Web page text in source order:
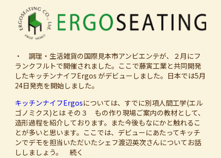
・ 調理・生活雑貨の国際見本市アンビエンテが、２月にフ
ランクフルトで開催されました。ここで藤寅工業と共同開発
したキッチンナイフErgos がデビューしました。日本では5月
24日発売を開始しました。
キッチンナイフErgosについては、すでに別項人間工学(エル
ゴノミクス)とは その３ もの作り現場ご案内の教材として、
造形過程を紹介しております。また今後もなにかと触れるこ
とが多いと思います。ここでは、デビューにあたってキッチ
ンでデモを担当いただいたシェフ渡辺英次さんについてお話
ししましょう。 続く